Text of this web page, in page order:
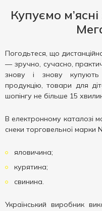
Купуємо
Погодьтеся, що
— зручно, сучасно,
знову і знову
продукцію, товари для
шопінгу не більше 15
В електронному каталозі
снеки торговельної марки
яловичина;
курятина;
свинина.
Український виробник